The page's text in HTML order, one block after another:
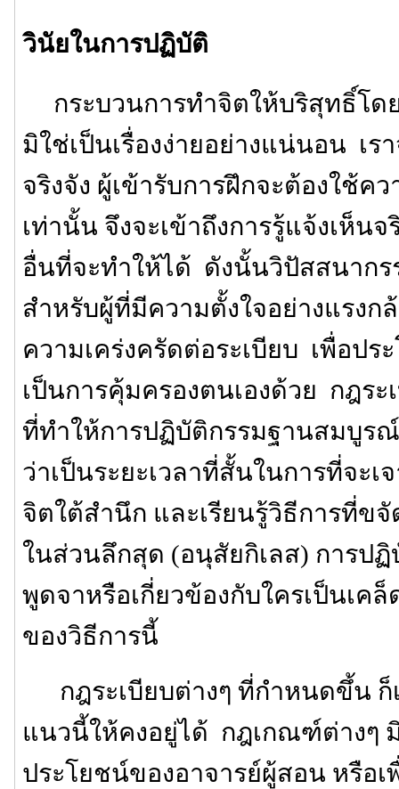
วินัยในการปฏิบัติ
กระบวนการทำจิตให้บริสุทธิ์โด
มิใช่เป็นเรื่องง่ายอย่างแน่นอน เร
จริงจัง ผู้เข้ารับการฝึกจะต้องใช้ค
เท่านั้น จึงจะเข้าถึงการรู้แจ้งเห็น
อื่นที่จะทำให้ได้ ดังนั้นวิปัสสนากร
สำหรับผู้ที่มีความตั้งใจอย่างแรงก
ความเคร่งครัดต่อระเบียบ เพื่อปร
เป็นการคุ้มครองตนเองด้วย กฎระ
ที่ทำให้การปฏิบัติกรรมฐานสมบูร
ว่าเป็นระยะเวลาที่สั้นในการที่จะเ
จิตใต้สำนึก และเรียนรู้วิธีการที่ข
ในส่วนลึกสุด (อนุสัยกิเลส) การป
พูดจาหรือเกี่ยวข้องกับใครเป็นเค
ของวิธีการนี้
กฎระเบียบต่างๆ ที่กำหนดขึ้น ก็
แนวนี้ให้คงอยู่ได้ กฎเกณฑ์ต่างๆ
ประโยชน์ของอาจารย์ผู้สอน หรือ